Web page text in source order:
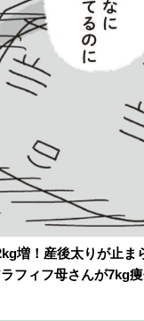
増！産後太りが止ま
フィフ母さんが7kg